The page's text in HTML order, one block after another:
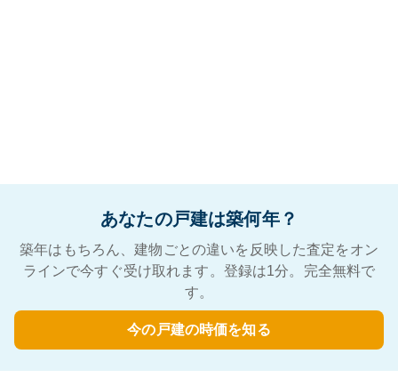
あなたの戸建は築何年？
築年はもちろん、建物ごとの違いを反映した査定をオン
ラインで今すぐ受け取れます。登録は1分。完全無料で
す。
今の戸建の時価を知る